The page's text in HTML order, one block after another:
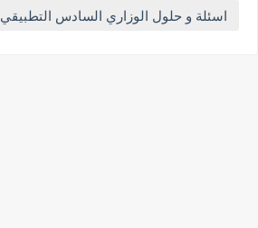
اسئلة و حلول الوزاري السادس التطبيقي 2022 الدور الاول